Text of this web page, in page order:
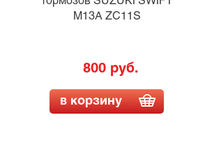
M13A ZC11S
800 руб.
в корзину